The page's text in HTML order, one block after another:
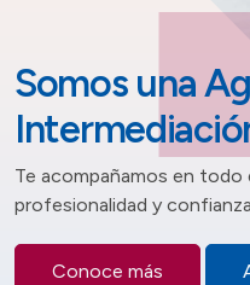
Somos una
Te acompañamos en todo
profesionalidad y
Conoce más